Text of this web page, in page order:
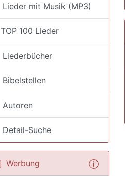
Lieder mit Musik (MP3)
TOP 100 Lieder
Liederbücher
Bibelstellen
Autoren
Detail-Suche
Werbung